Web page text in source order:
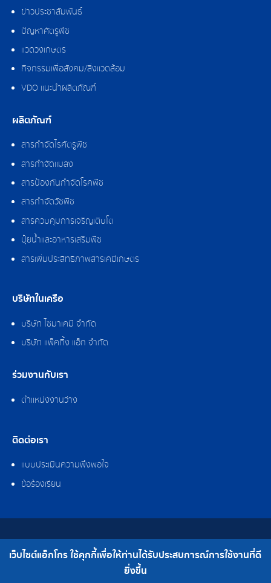
ข่าวประชาสัมพันธ์
ปัญหาศัตรูพืช
แวดวงเกษตร
กิจกรรมเพื่อสังคม/สิ่งแวดล้อม
VDO แนะนำผลิตภัณฑ์
ผลิตภัณฑ์
สารกำจัดไรศัตรูพืช
สารกำจัดแมลง
สารป้องกันกำจัดโรคพืช
สารกำจัดวัชพืช
สารควบคุมการเจริญเติบโต
ปุ๋ยน้ำและอาหารเสริมพืช
สารเพิ่มประสิทธิภาพสารเคมีเกษตร
บริษัทในเครือ
บริษัท ไซมาเคมี จำกัด
บริษัท แพ็คกิ้ง แอ็ก จำกัด
ร่วมงานกับเรา
ตำแหน่งงานว่าง
ติดต่อเรา
แบบประเมินความพึงพอใจ
ข้อร้องเรียน
สงวนลิขสิทธิ์ © 2562 บริษัท แอ็กโกร (ประเทศไทย) จำกัด
เบอร์โทร : 0-2308-2102 | โทรสาร : 0-2308-2487
เว็บไซต์แอ็กโกร ใช้คุกกี้เพื่อให้ท่านได้รับประสบการณ์การใช้งานที่ดี
ยิ่งขึ้น